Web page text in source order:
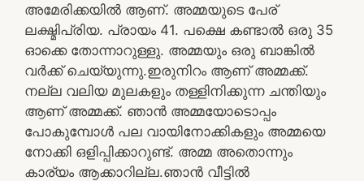
അമേരിക്കയിൽ ആണ്. അമ്മയുടെ പേര്
ലക്ഷ്മിപ്രിയ. പ്രായം 41. പക്ഷെ കണ്ടാൽ ഒരു 35
ഓക്കെ തോന്നാറുള്ളു. അമ്മയും ഒരു ബാങ്കിൽ
വർക്ക്‌ ചെയ്യുന്നു.ഇരുനിറം ആണ് അമ്മക്ക്.
നല്ല വലിയ മുലകളും തള്ളിനിക്കുന്ന ചന്തിയും
ആണ് അമ്മക്ക്. ഞാൻ അമ്മയോടൊപ്പം
പോകുമ്പോൾ പല വായിനോക്കികളും അമ്മയെ
നോക്കി ഒളിപ്പിക്കാറുണ്ട്. അമ്മ അതൊന്നും
കാര്യം ആക്കാറില്ല.ഞാൻ വീട്ടിൽ